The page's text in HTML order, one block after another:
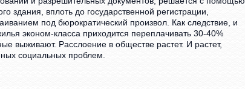
здания, вплоть до государственной регистрации,
под бюрократический произвол. Как следствие, и
эконом-класса приходится переплачивать 30-40%
выживают. Расслоение в обществе растет. И растет,
социальных проблем.